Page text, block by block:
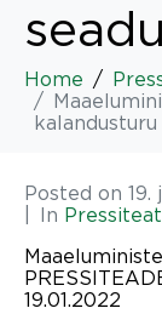
Home
Posted on 19.
In
19.01.2022